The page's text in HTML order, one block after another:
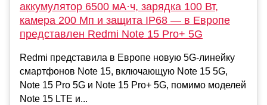
аккумулятор 6500 мА·ч, зарядка 100 Вт,
камера 200 Мп и защита IP68 — в Европе
представлен Redmi Note 15 Pro+ 5G
Redmi представила в Европе новую 5G-линейку
смартфонов Note 15, включающую Note 15 5G,
Note 15 Pro 5G и Note 15 Pro+ 5G, помимо моделей
Note 15 LTE и...